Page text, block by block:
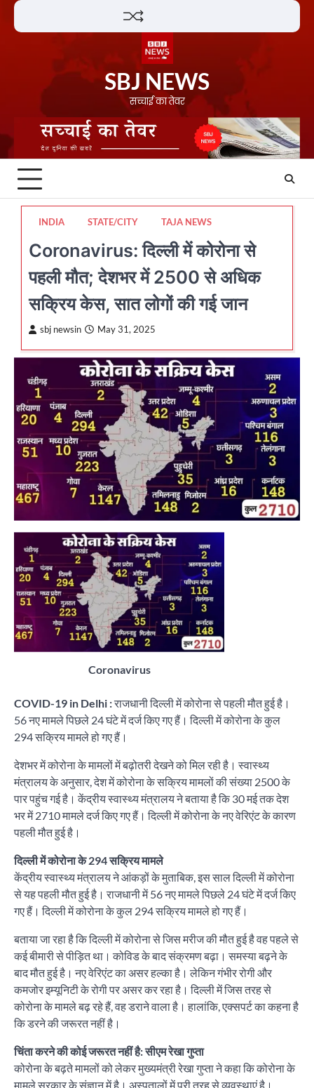
Skip
SBJ NEWS
सच्चाई का तेवर
INDIA STATE/CITY TAJA NEWS
Coronavirus: दिल्ली में कोरोना से
पहली मौत; देशभर में 2500 से अधिक
सक्रिय केस, सात लोगों की गई जान
sbj newsin May 31, 2025
Coronavirus
COVID-19 in Delhi :राजधानी दिल्ली में कोरोना से पहली मौत हुई है।
56 नए मामले पिछले 24 घंटे में दर्ज किए गए हैं। दिल्ली में कोरोना के कुल
294 सक्रिय मामले हो गए हैं।
देशभर में कोरोना के मामलों में बढ़ोतरी देखने को मिल रही है। स्वास्थ्य
मंत्रालय के अनुसार, देश में कोरोना के सक्रिय मामलों की संख्या 2500 के
पार पहुंच गई है। केंद्रीय स्वास्थ्य मंत्रालय ने बताया है कि 30 मई तक देश
भर में 2710 मामले दर्ज किए गए हैं। दिल्ली में कोरोना के नए वेरिएंट के कारण
पहली मौत हुई है।
दिल्ली में कोरोना के 294 सक्रिय मामले
केंद्रीय स्वास्थ्य मंत्रालय ने आंकड़ों के मुताबिक, इस साल दिल्ली में कोरोना
से यह पहली मौत हुई है। राजधानी में 56 नए मामले पिछले 24 घंटे में दर्ज किए
गए हैं। दिल्ली में कोरोना के कुल 294 सक्रिय मामले हो गए हैं।
बताया जा रहा है कि दिल्ली में कोरोना से जिस मरीज की मौत हुई है वह पहले से
कई बीमारी से पीड़ित था। कोविड के बाद संक्रमण बढ़ा। समस्या बढ़ने के
बाद मौत हुई है। नए वेरिएंट का असर हल्का है। लेकिन गंभीर रोगी और
कमजोर इम्यूनिटी के रोगी पर असर कर रहा है। दिल्ली में जिस तरह से
कोरोना के मामले बढ़ रहे हैं, वह डराने वाला है। हालांकि, एक्सपर्ट का कहना है
कि डरने की जरूरत नहीं है।
चिंता करने की कोई जरूरत नहीं है: सीएम रेखा गुप्ता
कोरोना के बढ़ते मामलों को लेकर मुख्यमंत्री रेखा गुप्ता ने कहा कि कोरोना के
मामले सरकार के संज्ञान में है। अस्पतालों में पूरी तरह से व्यवस्थाएं है।